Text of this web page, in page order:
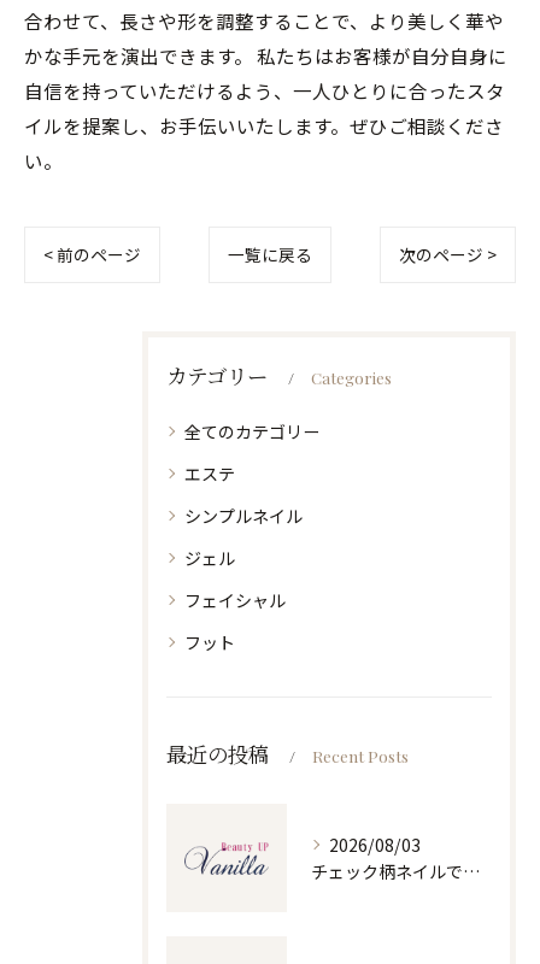
合わせて、長さや形を調整することで、より美しく華や
かな手元を演出できます。 私たちはお客様が自分自身に
自信を持っていただけるよう、一人ひとりに合ったスタ
イルを提案し、お手伝いいたします。ぜひご相談くださ
い。
< 前のページ 一覧に戻る 次のページ >
カテゴリー Categories
全てのカテゴリー
エステ
シンプルネイル
ジェル
フェイシャル
フット
最近の投稿 Recent Posts
2026/08/03
チェック柄ネイルで人気ネイルを大人可愛くセルフで仕上げるコツと季節別デザイン集